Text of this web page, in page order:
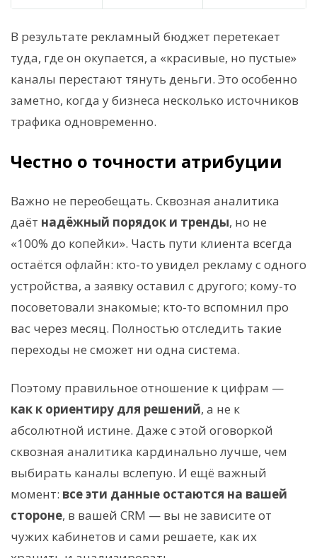
В результате рекламный бюджет перетекает
туда, где он окупается, а «красивые, но пустые»
каналы перестают тянуть деньги. Это особенно
заметно, когда у бизнеса несколько источников
трафика одновременно.
Честно о точности атрибуции
Важно не переобещать. Сквозная аналитика
даёт надёжный порядок и тренды, но не
«100% до копейки». Часть пути клиента всегда
остаётся офлайн: кто-то увидел рекламу с одного
устройства, а заявку оставил с другого; кому-то
посоветовали знакомые; кто-то вспомнил про
вас через месяц. Полностью отследить такие
переходы не сможет ни одна система.
Поэтому правильное отношение к цифрам —
как к ориентиру для решений, а не к
абсолютной истине. Даже с этой оговоркой
сквозная аналитика кардинально лучше, чем
выбирать каналы вслепую. И ещё важный
момент: все эти данные остаются на вашей
стороне, в вашей CRM — вы не зависите от
чужих кабинетов и сами решаете, как их